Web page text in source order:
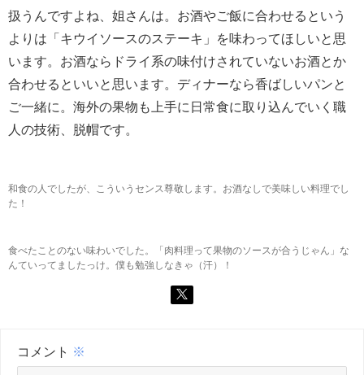
扱うんですよね、姐さんは。お酒やご飯に合わせるという
よりは「キウイソースのステーキ」を味わってほしいと思
います。お酒ならドライ系の味付けされていないお酒とか
合わせるといいと思います。ディナーなら香ばしいパンと
ご一緒に。海外の果物も上手に日常食に取り込んでいく職
人の技術、脱帽です。
和食の人でしたが、こういうセンス尊敬します。お酒なしで美味しい料理でし
た！
食べたことのない味わいでした。「肉料理って果物のソースが合うじゃん」な
んていってましたっけ。僕も勉強しなきゃ（汗）！
コメント ※